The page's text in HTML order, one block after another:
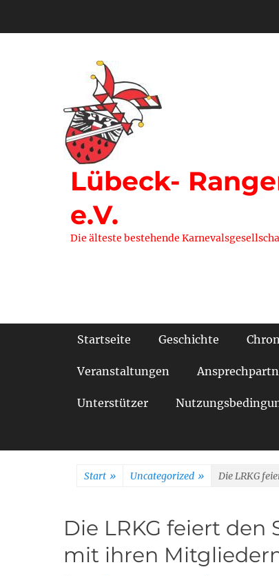
Lübeck-
e.V.
Die älteste bestehende
Primäres Menü
Startseite Geschichte
Veranstaltungen
Unterstützer
Start » Uncategorized » Die LRKG
Die LRKG feiert
mit ihren